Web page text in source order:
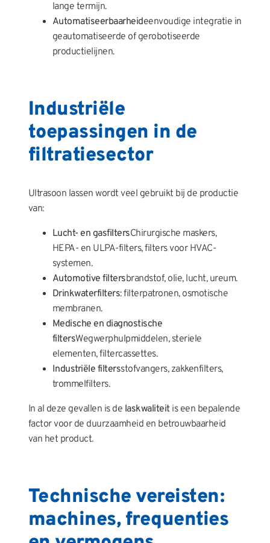
lange termijn.
Automatiseerbaarheideenvoudige integratie in
geautomatiseerde of gerobotiseerde
productielijnen.
Industriële
toepassingen in de
filtratiesector
Ultrasoon lassen wordt veel gebruikt bij de productie
van:
Lucht- en gasfiltersChirurgische maskers,
HEPA- en ULPA-filters, filters voor HVAC-
systemen.
Automotive filtersbrandstof, olie, lucht, ureum.
Drinkwaterfilters: filterpatronen, osmotische
membranen.
Medische en diagnostische
filtersWegwerphulpmiddelen, steriele
elementen, filtercassettes.
Industriële filtersstofvangers, zakkenfilters,
trommelfilters.
In al deze gevallen is de laskwaliteitis een bepalende
factor voor de duurzaamheid en betrouwbaarheid
van het product.
Technische vereisten:
machines, frequenties